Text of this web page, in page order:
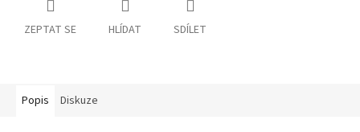
ZEPTAT SE HLÍDAT SDÍLET
Popis Diskuze